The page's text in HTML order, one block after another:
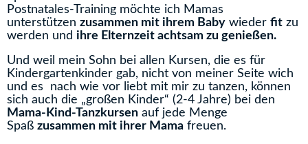
Postnatales-Training möchte ich Mamas
unterstützen zusammen mit ihrem Baby wieder fit zu
werden und ihre Elternzeit achtsam zu genießen.
Und weil mein Sohn bei allen Kursen, die es für
Kindergartenkinder gab, nicht von meiner Seite wich
und es nach wie vor liebt mit mir zu tanzen, können
sich auch die „großen Kinder“ (2-4 Jahre) bei den
Mama-Kind-Tanzkursen auf jede Menge
Spaß zusammen mit ihrer Mama freuen.